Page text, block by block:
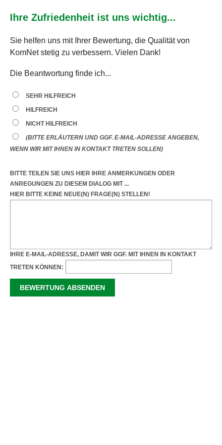
Ihre Zufriedenheit ist uns wichtig...
Sie helfen uns mit Ihrer Bewertung, die Qualität von
KomNet stetig zu verbessern. Vielen Dank!
Die Beantwortung finde ich...
SEHR HILFREICH
HILFREICH
NICHT HILFREICH
(BITTE ERLÄUTERN UND GGF. E-MAIL-ADRESSE ANGEBEN,
WENN WIR MIT IHNEN IN KONTAKT TRETEN SOLLEN)
BITTE TEILEN SIE UNS HIER IHRE ANMERKUNGEN ODER
ANREGUNGEN ZU DIESEM DIALOG MIT ...
HIER BITTE KEINE NEUE(N) FRAGE(N) STELLEN!
IHRE E-MAIL-ADRESSE, DAMIT WIR GGF. MIT IHNEN IN KONTAKT
TRETEN KÖNNEN: